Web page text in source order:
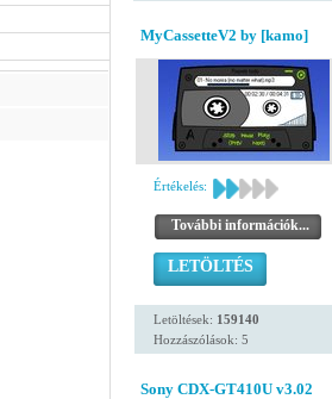
MyCassetteV2 by [kamo]
Értékelés:
További információk...
LETÖLTÉS
Letöltések: 159140
Hozzászólások: 5
Sony CDX-GT410U v3.02